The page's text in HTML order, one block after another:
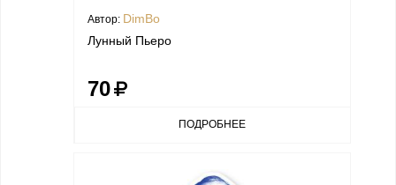
Автор: DimBo
Лунный Пьеро
70
ПОДРОБНЕЕ